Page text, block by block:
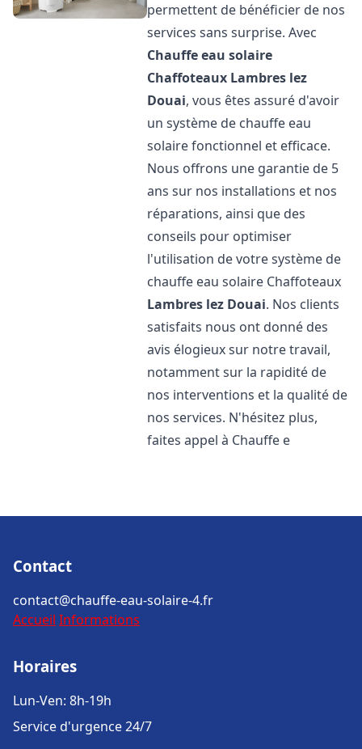
permettent de bénéficier de nos
services sans surprise. Avec
Chauffe eau solaire
Chaffoteaux Lambres lez
Douai, vous êtes assuré d'avoir
un système de chauffe eau
solaire fonctionnel et efficace.
Nous offrons une garantie de 5
ans sur nos installations et nos
réparations, ainsi que des
conseils pour optimiser
l'utilisation de votre système de
chauffe eau solaire Chaffoteaux
Lambres lez Douai. Nos clients
satisfaits nous ont donné des
avis élogieux sur notre travail,
notamment sur la rapidité de
nos interventions et la qualité de
nos services. N'hésitez plus,
faites appel à Chauffe e
Contact
contact@chauffe-eau-solaire-4.fr
Accueil Informations
Horaires
Lun-Ven: 8h-19h
Service d'urgence 24/7